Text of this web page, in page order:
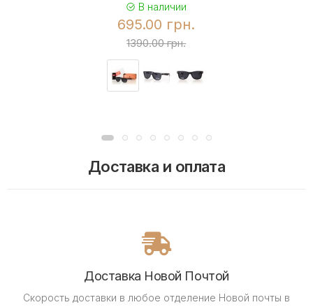
В наличии
695.00 грн.
1390.00 грн.
Доставка и оплата
Доставка Новой Почтой
Скорость доставки в любое отделение Новой почты в